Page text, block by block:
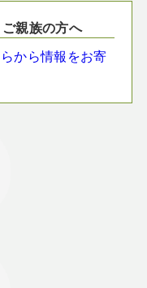
親族の方へ
から情報をお寄